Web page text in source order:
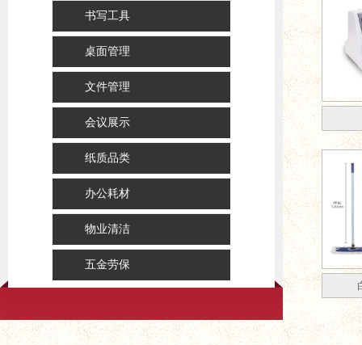
书写工具
桌面管理
文件管理
会议展示
纸质品类
办公耗材
物业清洁
五金劳保